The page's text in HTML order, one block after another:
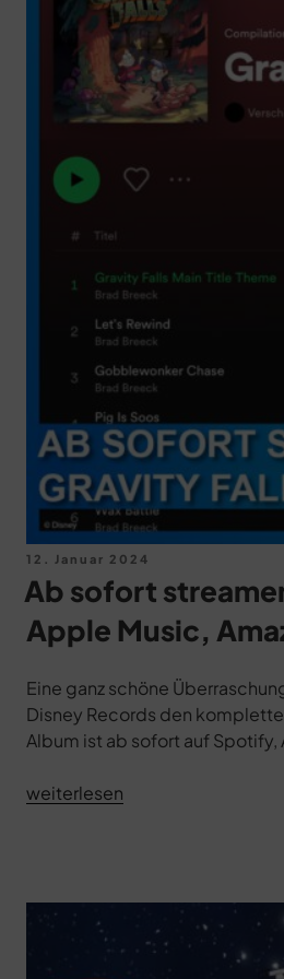
×
Veröffentlicht
12. Januar 2024
Ab sofort
Apple Music,
Eine ganz schöne
Disney Records den
Album ist ab sofort auf Spotify,
„Ab
Falls
weiterlesen